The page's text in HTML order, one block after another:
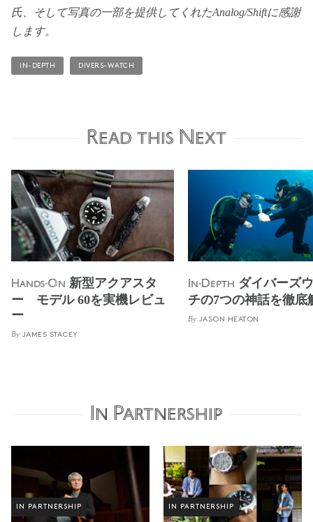
氏、そして写真の一部を提供してくれたAnalog/Shiftに感謝
します。
IN-DEPTH DIVERS-WATCH
Read this Next
Hands-On 新型アクアスタ
ー モデル 60を実機レビュ
ー
By JAMES STACEY
In-Depth ダイバーズ
チの7つの神話を徹底
By JASON HEATON
In Partnership
IN PARTNERSHIP IN PARTNERSHIP